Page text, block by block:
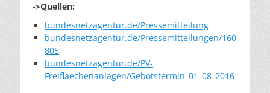
->Quellen:
bundesnetzagentur.de/Pressemitteilung
bundesnetzagentur.de/Pressemitteilungen/160
805
bundesnetzagentur.de/PV-
Freiflaechenanlagen/Gebotstermin_01_08_2016